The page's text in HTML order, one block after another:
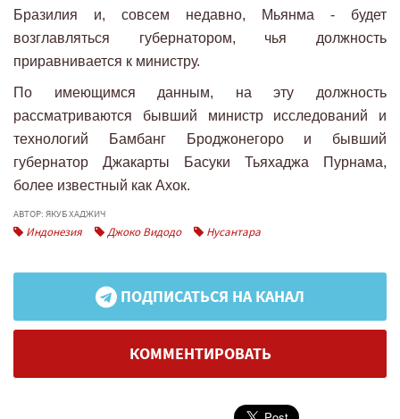
Бразилия и, совсем недавно, Мьянма - будет
возглавляться губернатором, чья должность
приравнивается к министру.
По имеющимся данным, на эту должность
рассматриваются бывший министр исследований и
технологий Бамбанг Броджонегоро и бывший
губернатор Джакарты Басуки Тьяхаджа Пурнама,
более известный как Ахок.
АВТОР: ЯКУБ ХАДЖИЧ
Индонезия Джоко Видодо Нусантара
ПОДПИСАТЬСЯ НА КАНАЛ
КОММЕНТИРОВАТЬ